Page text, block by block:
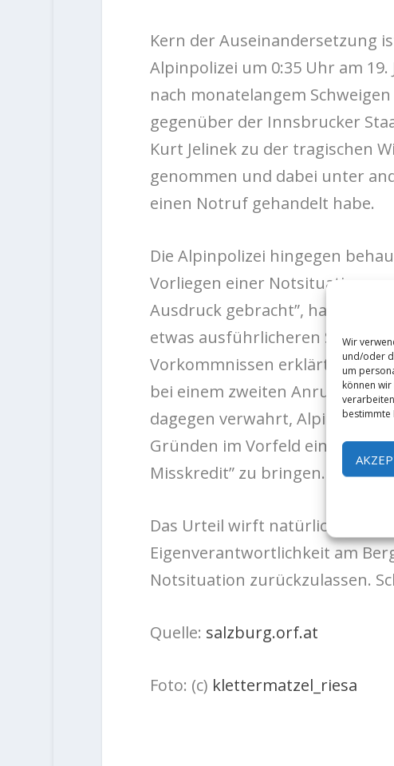
Wir
und/oder
um
können
bestimmte
Kern der Auseinandersetzung
Alpinpolizei um 0:35 Uhr am 19.
nach monatelangem
gegenüber der Innsbrucker
Kurt Jelinek zu der tragischen
genommen und dabei unter
einen Notruf gehandelt habe.
Die Alpinpolizei hingegen
Vorliegen einer Notsituation
Ausdruck gebracht”, hatte die
etwas ausführlicheren
Vorkommnissen erklärt. Dies
bei einem zweiten Anruf
dagegen verwahrt,
Gründen im Vorfeld eines
Misskredit” zu bringen.
Das Urteil wirft natürlich Fragen
Eigenverantwortlichkeit am
Notsituation zurückzulassen.
Quelle: salzburg.orf.at
Foto: (c) klettermatzel_riesa